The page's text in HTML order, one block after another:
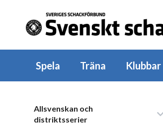
Spela Träna Klubbar
Allsvenskan och
distriktsserier